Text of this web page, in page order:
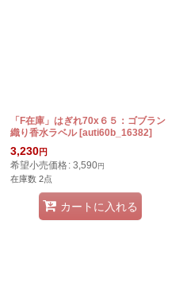
「F在庫」はぎれ70x６５：ゴブラン
織り香水ラベル [auti60b_16382]
3,230円
希望小売価格: 3,590円
在庫数 2点
カートに入れる